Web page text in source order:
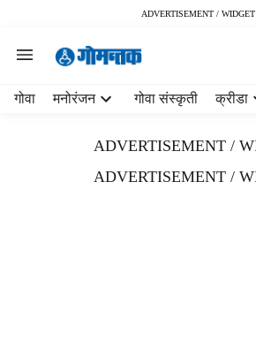
ADVERTISEMENT / WIDGET
गोवा मनोरंजन गोवा संस्कृती क्रीडा
ADVERTISEMENT /
ADVERTISEMENT /